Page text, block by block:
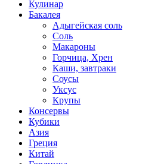
Кулинар
Бакалея
Адыгейская соль
Соль
Макароны
Горчица, Хрен
Каши, завтраки
Соусы
Уксус
Крупы
Консервы
Кубики
Азия
Греция
Китай